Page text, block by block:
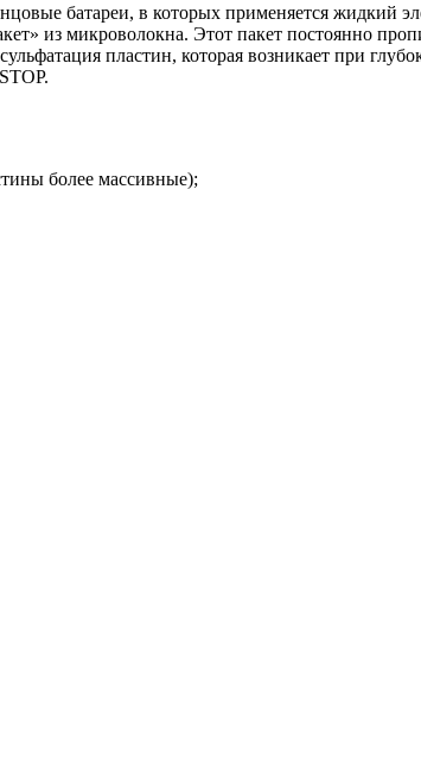
батареи, в которых применяется жидкий
из микроволокна. Этот пакет постоянно
пластин, которая возникает при
более массивные);